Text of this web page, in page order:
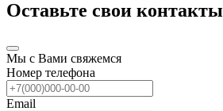
Оставьте свои контакты
Мы с Вами свяжемся
Номер телефона
Email